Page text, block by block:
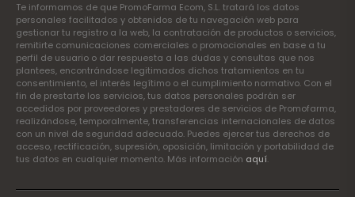
Te informamos de que PromoFarma Ecom, S.L. tratará los datos
personales facilitados y obtenidos de tu navegación web para
gestionar tu registro a la web, la contratación de productos o servicios,
remitirte comunicaciones comerciales o promocionales en base a tu
perfil de usuario o dar respuesta a las dudas y consultas que nos
plantees, encontrándose legitimados dichos tratamientos en tu
consentimiento, el interés legítimo o el cumplimiento normativo. Con el
fin de prestarte los servicios, tus datos personales podrán ser
accedidos por proveedores y prestadores de servicios de Promofarma,
realizándose, temporalmente, transferencias internacionales de datos
con un nivel de seguridad adecuado. Puedes ejercer tus derechos de
acceso, rectificación, supresión, oposición, limitación y portabilidad de
tus datos en cualquier momento. Más información aquí.